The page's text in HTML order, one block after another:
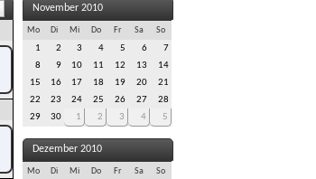
November 2010
Mo Di Mi Do Fr Sa So
1 2 3 4 5 6
7
8
9 10 11 12 13
14
15
16 17 18 19 20
21
22
23 24 25 26 27
28
29
30 1 2 3 4 5
Dezember 2010
Mo Di Mi Do Fr Sa So